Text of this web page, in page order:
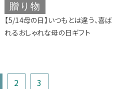
贈り物
【5/14母の日】いつもとは違う、喜ば
れるおしゃれな母の日ギフト
2 3